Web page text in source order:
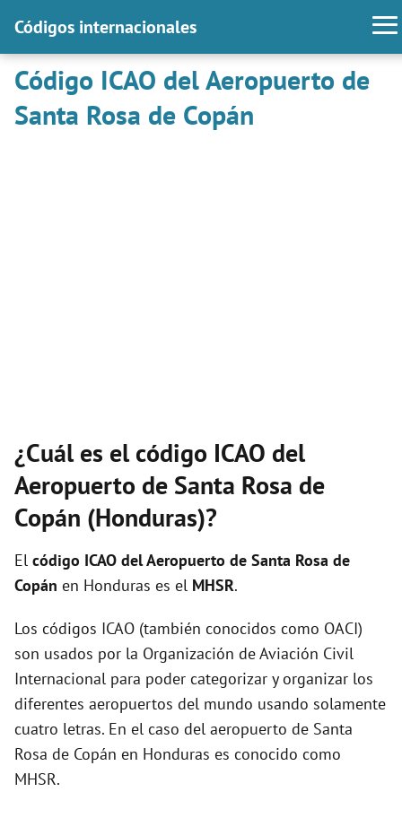
Códigos internacionales
Código ICAO del Aeropuerto de
Santa Rosa de Copán
¿Cuál es el código ICAO del
Aeropuerto de Santa Rosa de
Copán (Honduras)?
El código ICAO delAeropuerto de Santa Rosa de
Copán en Honduras es el MHSR.
Los códigos ICAO (también conocidos como OACI)
son usados por la Organización de Aviación Civil
Internacional para poder categorizar y organizar los
diferentes aeropuertos del mundo usando solamente
cuatro letras. En el caso del aeropuerto de Santa
Rosa de Copán en Honduras es conocido como
MHSR.